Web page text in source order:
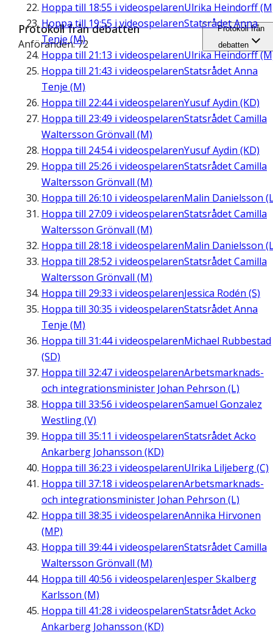
Hoppa till 18:55 i videospelarenUlrika Heindorff
Hoppa till 19:55 i videospelarenStatsrådet Anna
Tenje (M)
Hoppa till 21:13 i videospelarenUlrika Heindorff
Hoppa till 21:43 i videospelarenStatsrådet Anna
Tenje (M)
Hoppa till 22:44i videospelarenYusuf Aydin (KD)
Hoppa till 23:49 i videospelarenStatsrådet Camilla
Waltersson Grönvall (M)
Hoppa till 24:54i videospelarenYusuf Aydin (KD)
Hoppa till 25:26 i videospelarenStatsrådet Camilla
Waltersson Grönvall (M)
Hoppa till 26:10 i videospelarenMalin Danielsson
Hoppa till 27:09 i videospelarenStatsrådet Camilla
Waltersson Grönvall (M)
Hoppa till 28:18 i videospelarenMalin Danielsson
Hoppa till 28:52 i videospelarenStatsrådet Camilla
Waltersson Grönvall (M)
Hoppa till 29:33 i videospelarenJessica Rodén (S)
Hoppa till 30:35 i videospelarenStatsrådet Anna
Tenje (M)
Hoppa till 31:44i videospelarenMichael Rubbestad
(SD)
Hoppa till 32:47 i videospelarenArbetsmarknads-
och integrationsminister Johan Pehrson (L)
Hoppa till 33:56 i videospelarenSamuel Gonzalez
Westling (V)
Hoppa till 35:11 i videospelarenStatsrådet Acko
Ankarberg Johansson (KD)
Hoppa till 36:23 i videospelarenUlrika Liljeberg (C)
Hoppa till 37:18 i videospelarenArbetsmarknads-
och integrationsminister Johan Pehrson (L)
Hoppa till 38:35 i videospelarenAnnika Hirvonen
(MP)
Hoppa till 39:44i videospelarenStatsrådet Camilla
Waltersson Grönvall (M)
Hoppa till 40:56 i videospelarenJesper Skalberg
Karlsson (M)
Hoppa till 41:28 i videospelarenStatsrådet Acko
Ankarberg Johansson (KD)
Protokoll från debatten
Anföranden: 72
Protokoll från
debatten